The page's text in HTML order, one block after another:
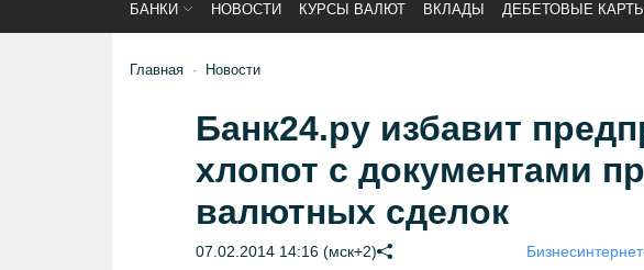
БАНКИ НОВОСТИ КУРСЫ ВАЛЮТ ВКЛАДЫ ДЕБЕТОВЫЕ КАРТЫ
Главная Новости
Банк24.ру избавит
хлопот с документами
валютных сделок
07.02.2014 14:16 (мск+2) Бизнес